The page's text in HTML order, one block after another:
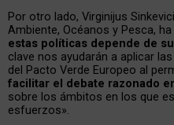
Por otro lado, Virginijus
Ambiente, Océanos y Pesca,
estas políticas depende de
clave nos ayudarán a aplicar
del Pacto Verde Europeo al
facilitar el debate razonado
sobre los ámbitos en los que
esfuerzos».